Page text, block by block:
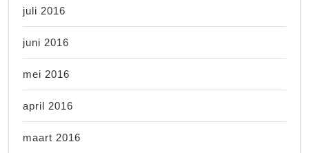
juli 2016
juni 2016
mei 2016
april 2016
maart 2016